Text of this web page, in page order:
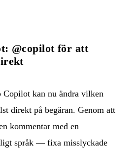
@copilot för att
kan nu ändra vilken
direkt på begäran. Genom att
kommentar med en
språk — fixa misslyckade